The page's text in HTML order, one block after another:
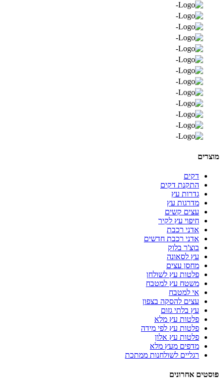
מוצרים
דקים
התקנת דקים
גדרות עץ
מדרגות עץ
עצים קשים
חיפוי עץ לקיר
אדני רכבת
אדני רכבת חדשים
בוצ'ר בלוק
עץ לסאונה
מחסן עצים
פלטות עץ לשולחן
משטח עץ למטבח
אי למטבח
עצים להסקה בצפון
עץ בלתי גזום
פלטות עץ מלא
פלטות עץ לפי מידה
פלטות עץ אלון
מדפים מעץ מלא
רגליים לשולחנות ממתכת
פוסטים אחרונים